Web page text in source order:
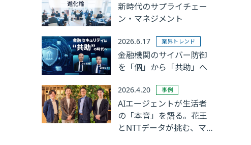
新時代のサプライチェー
ン・マネジメント
2026.6.17 業界トレンド
金融機関のサイバー防御
を「個」から「共助」へ
2026.4.20 事例
AIエージェントが生活者
の「本音」を語る。花王
とNTTデータが挑む、マ